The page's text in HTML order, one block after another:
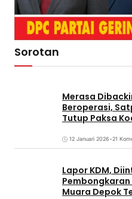
Sorotan
Merasa
Beroperasi,
Tutup Paksa
12 Januari 2026•21
Lapor KDM,
Pembongkaran
Muara Depok